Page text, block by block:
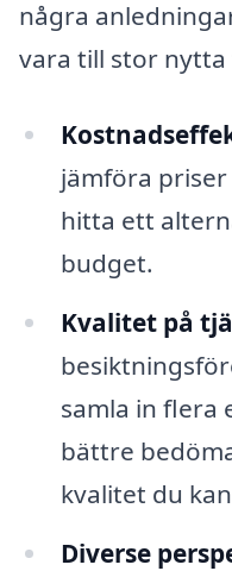
några
vara till stor nytta
jämföra
hitta ett
budget.
Kvalitet på
samla in flera
bättre
kvalitet du
Diverse